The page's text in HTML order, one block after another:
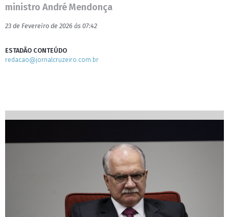
ministro André Mendonça
23 de Fevereiro de 2026 às 07:42
ESTADÃO CONTEÚDO
redacao@jornalcruzeiro.com.br